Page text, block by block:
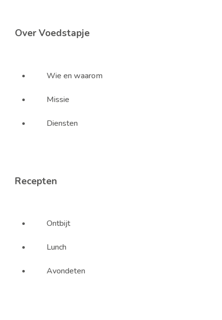
Over Voedstapje
Wie en waarom
Missie
Diensten
Recepten
Ontbijt
Lunch
Avondeten